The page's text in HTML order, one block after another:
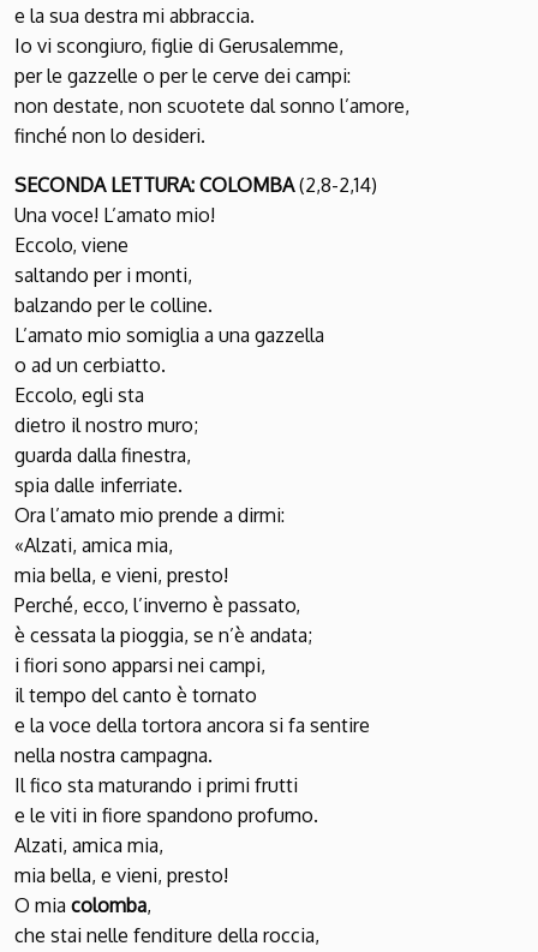
e la sua destra mi abbraccia.
Io vi scongiuro, figlie di Gerusalemme,
per le gazzelle o per le cerve dei campi:
non destate, non scuotete dal sonno l’amore,
finché non lo desideri.
SECONDA LETTURA: COLOMBA(2,8-2,14)
Una voce! L’amato mio!
Eccolo, viene
saltando per i monti,
balzando per le colline.
L’amato mio somiglia a una gazzella
o ad un cerbiatto.
Eccolo, egli sta
dietro il nostro muro;
guarda dalla finestra,
spia dalle inferriate.
Ora l’amato mio prende a dirmi:
«Alzati, amica mia,
mia bella, e vieni, presto!
Perché, ecco, l’inverno è passato,
è cessata la pioggia, se n’è andata;
i fiori sono apparsi nei campi,
il tempo del canto è tornato
e la voce della tortora ancora si fa sentire
nella nostra campagna.
Il fico sta maturando i primi frutti
e le viti in fiore spandono profumo.
Alzati, amica mia,
mia bella, e vieni, presto!
O mia colomba,
che stai nelle fenditure della roccia,